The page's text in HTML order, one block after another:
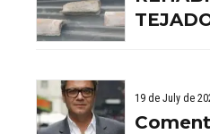
19 de July de